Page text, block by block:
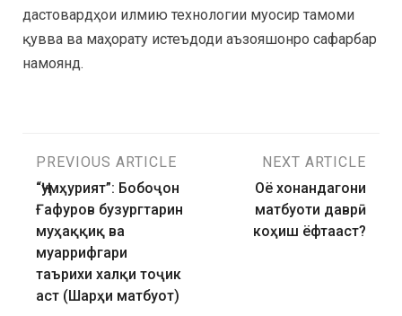
дастовардҳои илмию технологии муосир тамоми
қувва ва маҳорату истеъдоди аъзояшонро сафарбар
намоянд.
PREVIOUS ARTICLE
“Ҷумҳурият”: Бобоҷон
Ғафуров бузургтарин
муҳаққиқ ва
муаррифгари
таърихи халқи тоҷик
аст (Шарҳи матбуот)
NEXT ARTICLE
Оё хонандагони
матбуоти даврӣ
коҳиш ёфтааст?